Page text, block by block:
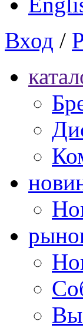
Вход /